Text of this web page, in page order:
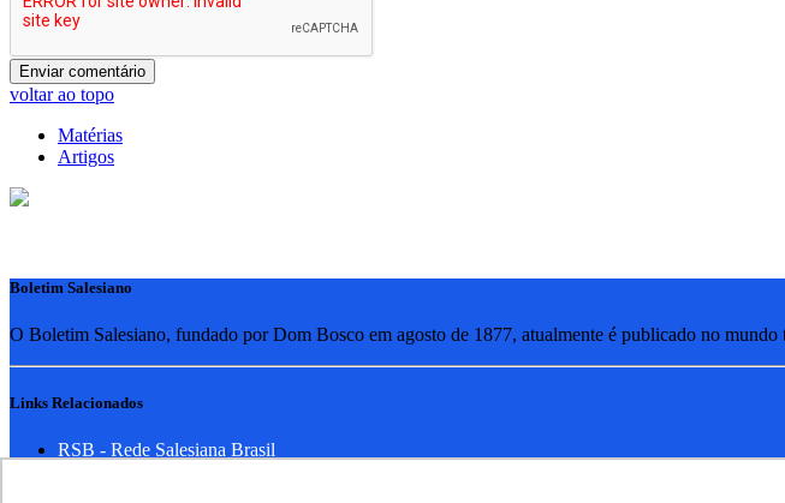
voltar ao topo
Matérias
Artigos
Boletim Salesiano
O Boletim Salesiano, fundado por Dom Bosco em agosto de 1877, atualmente é publicado no
Links Relacionados
RSB - Rede Salesiana Brasil